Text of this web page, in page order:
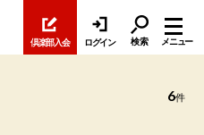
倶楽部入会 ログイン 検索 メニュー
6件